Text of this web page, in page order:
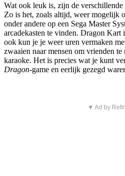
Wat ook leuk is, zijn de
Zo is het, zoals altijd, weer mogelijk
onder andere op een Sega Master
arcadekasten te vinden. Dragon Kart
ook kun je je weer uren vermaken
zwaaien naar mensen om vrienden
karaoke. Het is precies wat je kunt
Dragon-game en eerlijk gezegd
▼ Ad by